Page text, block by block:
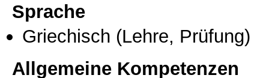
Sprache
Griechisch (Lehre, Prüfung)
Allgemeine Kompetenzen